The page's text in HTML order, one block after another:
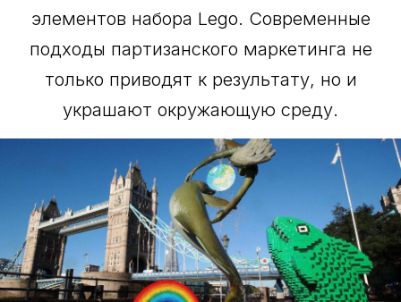
элементов набора Lego. Современные
подходы партизанского маркетинга не
только приводят к результату, но и
украшают окружающую среду.